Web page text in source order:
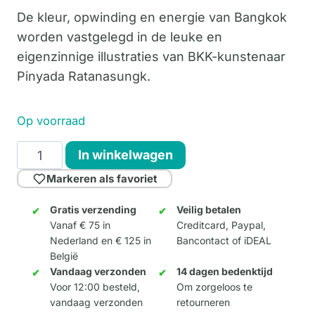
De kleur, opwinding en energie van Bangkok
worden vastgelegd in de leuke en
eigenzinnige illustraties van BKK-kunstenaar
Pinyada Ratanasungk.
Op voorraad
Little
Jaidee
10cm
aantal
In winkelwagen
Markeren als favoriet
Gratis verzending
Vanaf € 75 in
Nederland en € 125 in
België
Veilig betalen
Creditcard, Paypal,
Bancontact of iDEAL
Vandaag verzonden
Voor 12:00 besteld,
vandaag verzonden
14 dagen bedenktijd
Om zorgeloos te
retourneren